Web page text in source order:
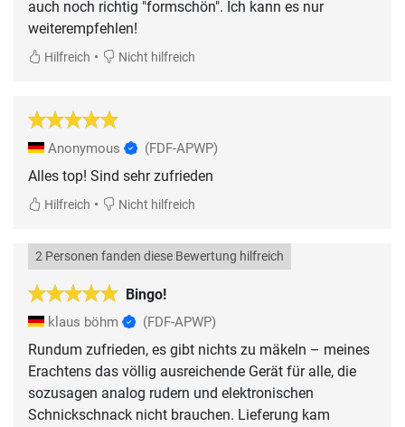
auch noch richtig "formschön". Ich kann es nur
weiterempfehlen!
Hilfreich • Nicht hilfreich
Anonymous (FDF-APWP)
Alles top! Sind sehr zufrieden
Hilfreich • Nicht hilfreich
Bingo!
2 Personen fanden diese Bewertung hilfreich
klaus böhm (FDF-APWP)
Rundum zufrieden, es gibt nichts zu mäkeln – meines
Erachtens das völlig ausreichende Gerät für alle, die
sozusagen analog rudern und elektronischen
Schnickschnack nicht brauchen. Lieferung kam